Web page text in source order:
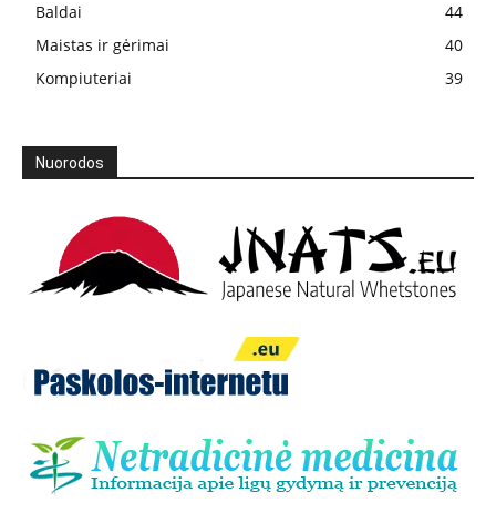
Baldai
44
Maistas ir gėrimai
40
Kompiuteriai
39
Nuorodos